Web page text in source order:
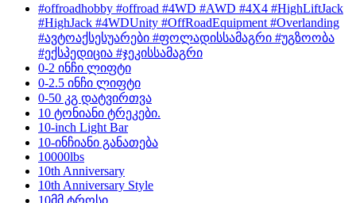
#offroadhobby #offroad #4WD #AWD #4X4 #HighLiftJack
#HighJack #4WDUnity #OffRoadEquipment #Overlanding
#ავტოაქსესუარები #ფოლადისსამაგრი #უგზოობა
#ექსპედიცია #ჯეკისსამაგრი
0-2 ინჩი ლიფტი
0-2.5 ინჩი ლიფტი
0-50 კგ დატვირთვა
10 ტონიანი ტრეკები.
10-inch Light Bar
10-ინჩიანი განათება
10000lbs
10th Anniversary
10th Anniversary Style
10მმ ტროსი